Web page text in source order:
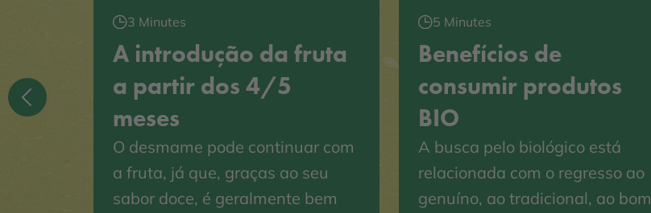
3 Minutes
A introdução da fruta
a partir dos 4/5
meses
O desmame pode continuar com
a fruta, já que, graças ao seu
sabor doce, é geralmente bem
5 Minutes
Benefícios de
consumir produtos
BIO
A busca pelo biológico está
relacionada com o regresso ao
genuíno, ao tradicional, ao bom